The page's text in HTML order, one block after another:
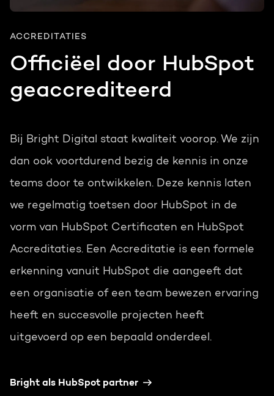
ACCREDITATIES
Officiëel door HubSpot
geaccrediteerd
Bij Bright Digital staat kwaliteit voorop. We zijn
dan ook voortdurend bezig de kennis in onze
teams door te ontwikkelen. Deze kennis laten
we regelmatig toetsen door HubSpot in de
vorm van HubSpot Certificaten en HubSpot
Accreditaties. Een Accreditatie is een formele
erkenning vanuit HubSpot die aangeeft dat
een organisatie of een team bewezen ervaring
heeft en succesvolle projecten heeft
uitgevoerd op een bepaald onderdeel.
Bright als HubSpot partner